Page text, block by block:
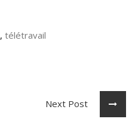
, télétravail
Next Post